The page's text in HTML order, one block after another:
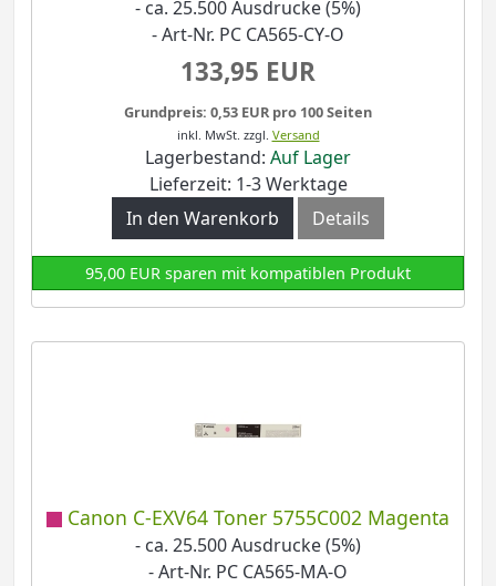
- ca. 25.500 Ausdrucke (5%)
- Art-Nr. PC CA565-CY-O
133,95 EUR
Grundpreis: 0,53 EUR pro 100 Seiten
inkl. MwSt. zzgl. Versand
Lagerbestand: Auf Lager
Lieferzeit: 1-3 Werktage
In den Warenkorb
Details
95,00 EUR sparen mit kompatiblen Produkt
Canon C-EXV64 Toner 5755C002 Magenta
- ca. 25.500 Ausdrucke (5%)
- Art-Nr. PC CA565-MA-O